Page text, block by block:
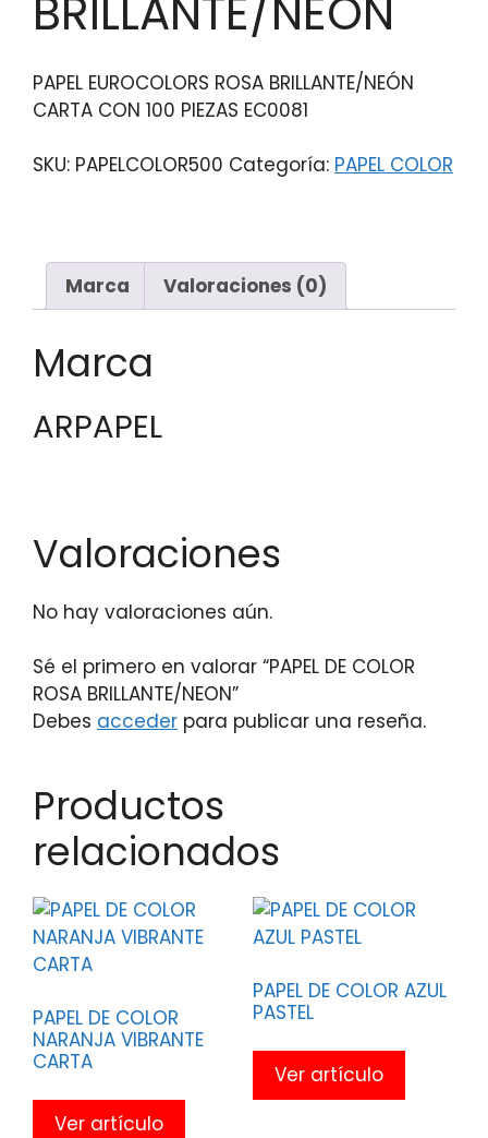
BRILLANTE/NEON
PAPEL EUROCOLORS ROSA BRILLANTE/NEÓN
CARTA CON 100 PIEZAS EC0081
SKU: PAPELCOLOR500 Categoría: PAPEL COLOR
Marca Valoraciones (0)
Marca
ARPAPEL
Valoraciones
No hay valoraciones aún.
Sé el primero en valorar “PAPEL DE COLOR
ROSA BRILLANTE/NEON”
Debes acceder para publicar una reseña.
Productos
relacionados
PAPEL DE COLOR
NARANJA VIBRANTE
CARTA
Ver artículo
PAPEL DE COLOR AZUL
PASTEL
Ver artículo